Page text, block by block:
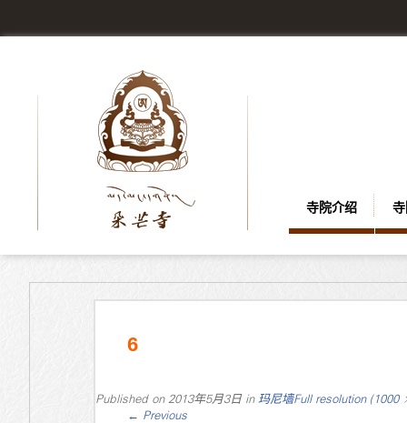
寺院介绍
6
Published on 2013年5月3日in 玛尼墙Full resolution (1000
← Previous